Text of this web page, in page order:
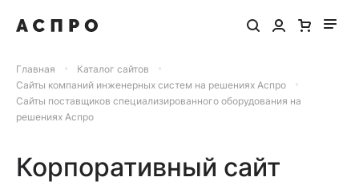
Главная
Каталог сайтов
Сайты компаний инженерных систем на решениях Аспро
Сайты поставщиков специализированного оборудования на
решениях Аспро
Корпоративный сайт